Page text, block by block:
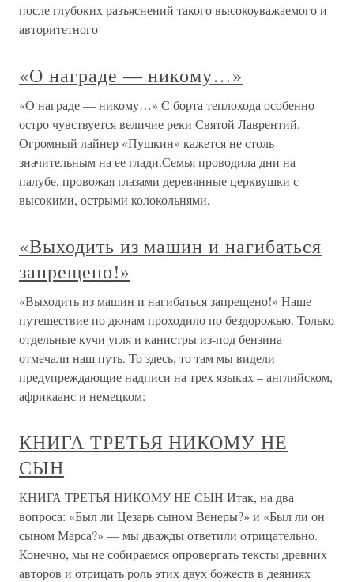
после глубоких разъяснений такого высокоуважаемого и
авторитетного
«О награде — никому…»
«О награде — никому…» С борта теплохода особенно
остро чувствуется величие реки Святой Лаврентий.
Огромный лайнер «Пушкин» кажется не столь
значительным на ее глади.Семья проводила дни на
палубе, провожая глазами деревянные церквушки с
высокими, острыми колокольнями,
«Выходить из машин и нагибаться
запрещено!»
«Выходить из машин и нагибаться запрещено!» Наше
путешествие по дюнам проходило по бездорожью. Только
отдельные кучи угля и канистры из-под бензина
отмечали наш путь. То здесь, то там мы видели
предупреждающие надписи на трех языках – английском,
африкаанс и немецком:
КНИГА ТРЕТЬЯ НИКОМУ НЕ
СЫН
КНИГА ТРЕТЬЯ НИКОМУ НЕ СЫН Итак, на два
вопроса: «Был ли Цезарь сыном Венеры?» и «Был ли он
сыном Марса?» — мы дважды ответили отрицательно.
Конечно, мы не собираемся опровергать тексты древних
авторов и отрицать роль этих двух божеств в деяниях